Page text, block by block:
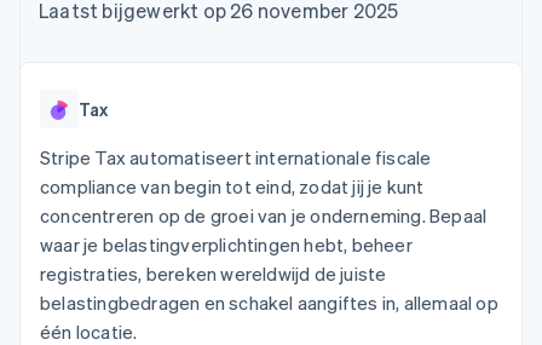
Toegang tot meer
Authorization
Boost
acceptatie
Link
Versneld afrekenen
Financial
Connections
Data gekoppelde
rekeningen
Data Pipeline
Marktplaatsen
Platforms
Per branche
AI-bedrijven
Creator economy
Gaming
Horeca, reizen en vrije
tijd
bieden
Diensten voorzien en
beheren met agents
Bronnen
App-integraties
Bedrijf
Stripe Press
Contact
Neem contact op
Laatst bijgewerkt op 26 november 2025
Tax
Stripe Tax automatiseert internationale fiscale
compliance van begin tot eind, zodat jij je kunt
concentreren op de groei van je onderneming. Bepaal
waar je belastingverplichtingen hebt, beheer
registraties, bereken wereldwijd de juiste
belastingbedragen en schakel aangiftes in, allemaal op
één locatie.